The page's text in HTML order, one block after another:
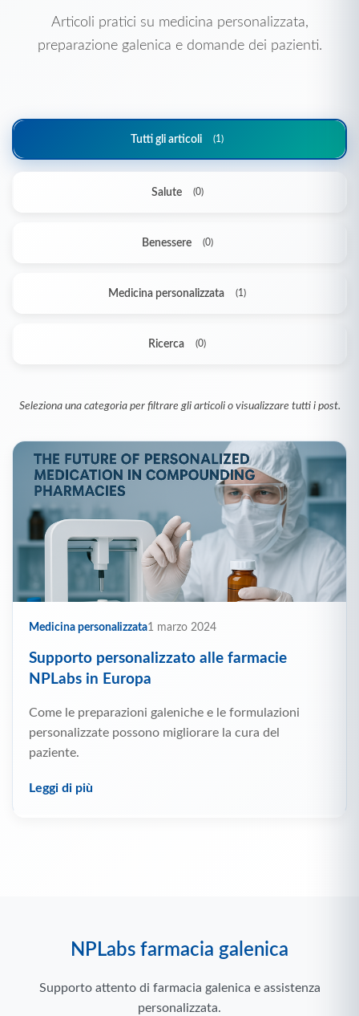
Articoli pratici su medicina personalizzata,
preparazione galenica e domande dei pazienti.
Tutti gli articoli (1)
Salute (0)
Benessere (0)
Medicina personalizzata (1)
Ricerca (0)
Seleziona una categoria per filtrare gli articoli o visualizzare tutti i post.
Medicina personalizzata1 marzo 2024
Supporto personalizzato alle farmacie
NPLabs in Europa
Come le preparazioni galeniche e le formulazioni
personalizzate possono migliorare la cura del
paziente.
Leggi di più
NPLabs farmacia galenica
Supporto attento di farmacia galenica e assistenza
personalizzata.